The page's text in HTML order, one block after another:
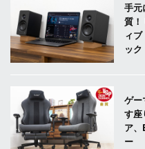
手
質
ィ
ック
ゲー
す座
ア
ー